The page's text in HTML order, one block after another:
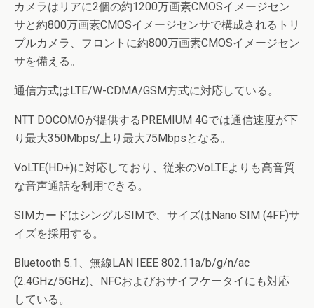
カメラはリアに2個の約1200万画素CMOSイメージセン
サと約800万画素CMOSイメージセンサで構成されるトリ
プルカメラ、フロントに約800万画素CMOSイメージセン
サを備える。
通信方式はLTE/W-CDMA/GSM方式に対応している。
NTT DOCOMOが提供するPREMIUM 4Gでは通信速度が下
り最大350Mbps/上り最大75Mbpsとなる。
VoLTE(HD+)に対応しており、従来のVoLTEよりも高音質
な音声通話を利用できる。
SIMカードはシングルSIMで、サイズはNano SIM (4FF)サ
イズを採用する。
Bluetooth 5.1、無線LAN IEEE 802.11a/b/g/n/ac
(2.4GHz/5GHz)、NFCおよびおサイフケータイにも対応
している。